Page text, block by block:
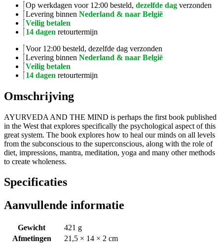
Op werkdagen voor 12:00 besteld, dezelfde dag verzonden
Levering binnen Nederland & naar België
Veilig betalen
14 dagen retourtermijn
Voor 12:00 besteld, dezelfde dag verzonden
Levering binnen Nederland & naar België
Veilig betalen
14 dagen retourtermijn
Omschrijving
AYURVEDA AND THE MIND is perhaps the first book published
in the West that explores specifically the psychological aspect of this
great system. The book explores how to heal our minds on all levels
from the subconscious to the superconscious, along with the role of
diet, impressions, mantra, meditation, yoga and many other methods
to create wholeness.
Specificaties
Aanvullende informatie
Gewicht
421 g
Afmetingen
21,5 × 14 × 2 cm